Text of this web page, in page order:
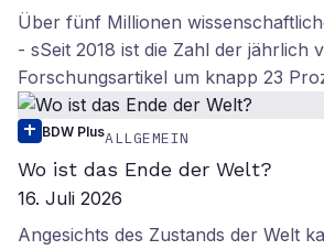
Über fünf Millionen
- sSeit 2018 ist die Zahl der jährlich
Forschungsartikel um knapp 23
BDW PlusALLGEMEIN
Wo ist das Ende der Welt?
16. Juli 2026
Angesichts des Zustands der Welt